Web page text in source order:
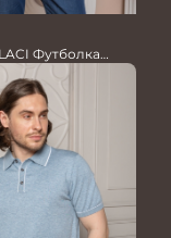
Футболка